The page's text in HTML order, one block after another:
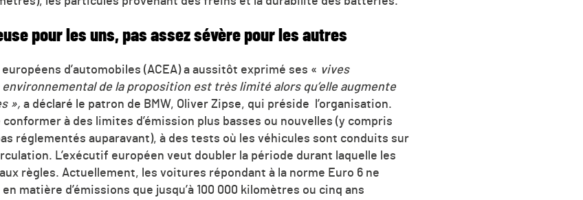
pour les uns, pas assez sévère pour les autres
d’automobiles (ACEA) a aussitôt exprimé ses « vives
environnemental de la proposition est très limité alors qu’elle augmente
», a déclaré le patron de BMW, Oliver Zipse, qui préside l’organisation.
à des limites d’émission plus basses ou nouvelles (y compris
réglementés auparavant), à des tests où les véhicules sont conduits sur
L’exécutif européen veut doubler la période durant laquelle les
règles. Actuellement, les voitures répondant à la norme Euro 6 ne
matière d’émissions que jusqu’à 100 000 kilomètres ou cinq ans